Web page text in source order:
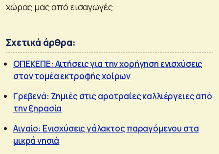
χώρας μας από εισαγωγές.
Σχετικά άρθρα:
ΟΠΕΚΕΠΕ: Αιτήσεις για την χορήγηση ενισχύσεις
στον τομέα εκτροφής χοίρων
Γρεβενά: Ζημιές στις αροτραίες καλλιέργειες από
την ξηρασία
Αιγαίο: Ενισχύσεις γάλακτος παραγόμενου στα
μικρά νησιά